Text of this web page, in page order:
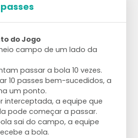
do Jogo
campo de um lado da
passar a bola 10 vezes.
10 passes bem-sucedidos, a
um ponto.
interceptada, a equipe que
pode começar a passar.
sai do campo, a equipe
a bola.